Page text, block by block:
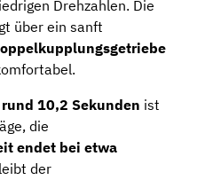
Drehzahlen. Die
über ein sanft
10,2 Sekunden ist
die
endet bei etwa
der